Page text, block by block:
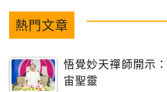
熱門文章
悟覺妙天禪師開示
宙聖靈